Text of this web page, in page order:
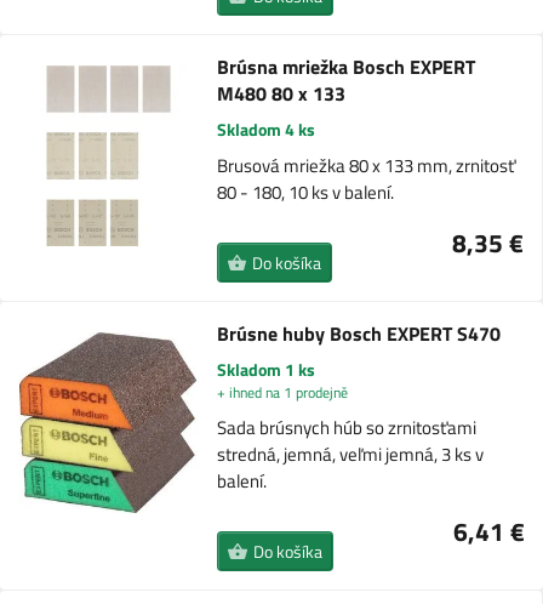
Brúsna mriežka Bosch EXPERT
M480 80 x 133
Skladom 4 ks
Brusová mriežka 80 x 133 mm, zrnitosť
80 - 180, 10 ks v balení.
8,35 €
Do košíka
Brúsne huby Bosch EXPERT S470
Skladom 1 ks
+ ihned na 1 prodejně
Sada brúsnych húb so zrnitosťami
stredná, jemná, veľmi jemná, 3 ks v
balení.
6,41 €
Do košíka